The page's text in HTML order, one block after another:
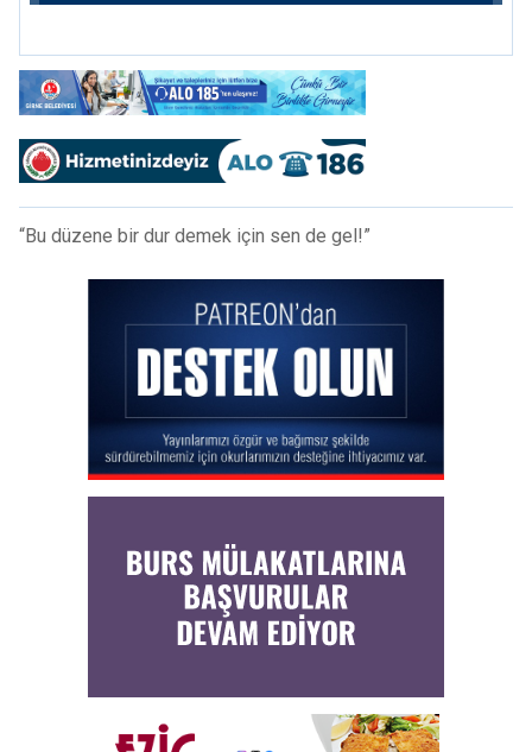
“Bu düzene bir dur demek için sen de gel!”